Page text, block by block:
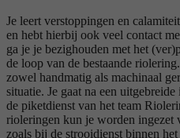
Je leert verstoppingen en
en hebt hierbij ook veel contact
ga je je bezighouden met het
de loop van de bestaande
zowel handmatig als machinaal
situatie. Je gaat na een
de piketdienst van het team
rioleringen kun je worden ingezet
zoals bij de strooidienst binnen